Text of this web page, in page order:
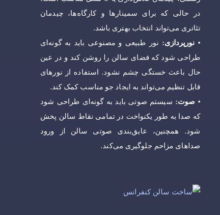
در حالی که برای سمینارها و کارگاه‌ها، چیدمان
تئاتری می‌تواند انتخاب بهتری باشد.
• نورپردازی: نور طبیعی و مصنوعی باید به گونه‌ای
طراحی شود که فضای سالن را روشن کند و در عین
حال باعث خستگی چشم نشود. استفاده از نورهای
قابل تنظیم می‌تواند به ایجاد جو مناسب کمک کند.
• صوت: سیستم صوتی باید به گونه‌ای طراحی شود
که صدا به طور یکنواخت در تمامی نقاط سالن پخش
شود. همچنین، عایق‌بندی صوتی سالن از ورود
صداهای مزاحم جلوگیری می‌کند.